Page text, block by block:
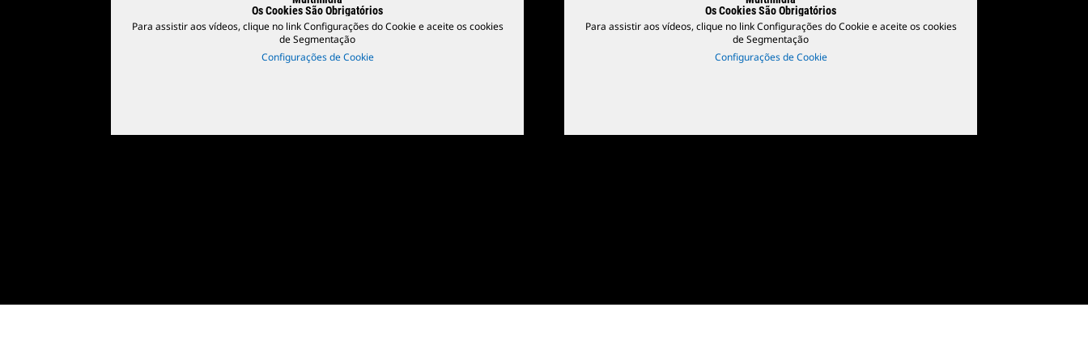
Os Cookies São Obrigatórios
Para assistir aos vídeos, clique no link Configurações do Cookie e aceite os cookies
de Segmentação
Configurações de Cookie
Os Cookies São Obrigatórios
Para assistir aos vídeos, clique no link Configurações do Cookie e aceite os cookies
de Segmentação
Configurações de Cookie